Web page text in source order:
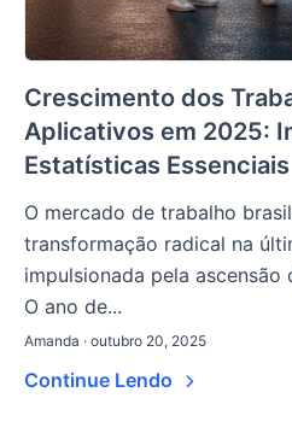
Crescimento dos
Aplicativos em 2025:
Estatísticas Essenciais
O mercado de trabalho
transformação radical na
impulsionada pela
O ano de...
Amanda · outubro 20, 2025
Continue Lendo